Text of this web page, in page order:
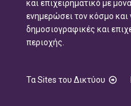
και επιχειρηματικό με
ενημερώσει τον κόσμο και
δημοσιογραφικές και
περιοχής.
Τα Sites του Δικτύου